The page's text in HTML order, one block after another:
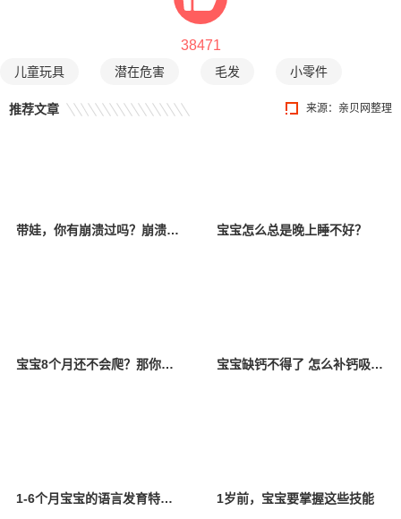
38471
儿童玩具 潜在危害 毛发 小零件
来源：亲贝网整理
推荐文章
带娃，你有崩溃过吗？崩溃以后该怎么办？ 宝宝怎么总是晚上睡不好？
宝宝8个月还不会爬？那你一定要看看！ 宝宝缺钙不得了 怎么补钙吸收好？
1-6个月宝宝的语言发育特点是什么？ 1岁前，宝宝要掌握这些技能